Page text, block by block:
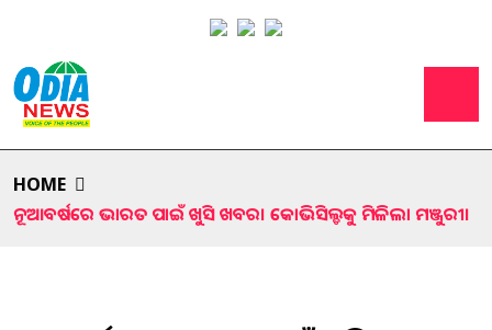
HOME
ନୂଆବର୍ଷରେ ଭାରତ ପାଇଁ ଖୁସି ଖବର। କୋଭିସିଲ୍ଡକୁ ମିଳିଲା ମଞ୍ଜୁରୀ।